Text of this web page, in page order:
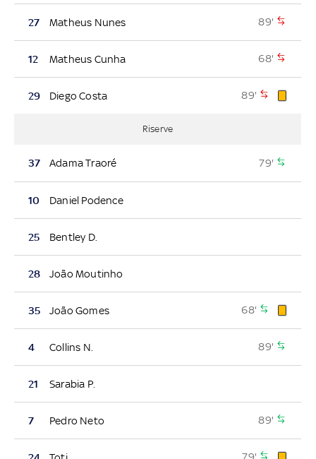
27 Matheus Nunes 89'
12 Matheus Cunha 68'
29 Diego Costa 89'
Riserve
37 Adama Traoré 79'
10 Daniel Podence
25 Bentley D.
28 João Moutinho
35 João Gomes 68'
4 Collins N. 89'
21 Sarabia P.
7 Pedro Neto 89'
79'